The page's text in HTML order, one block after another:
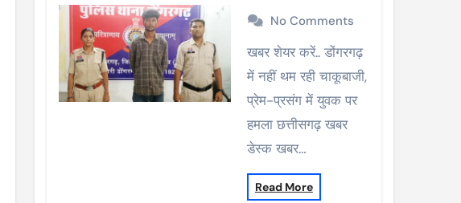
पर हमलाNo Comments
खबर शेयर करें.. डोंगरगढ़
में नहीं थम रही चाकूबाजी,
प्रेम-प्रसंग में युवक पर
हमला छत्तीसगढ़ खबर
डेस्क खबर…
Read More